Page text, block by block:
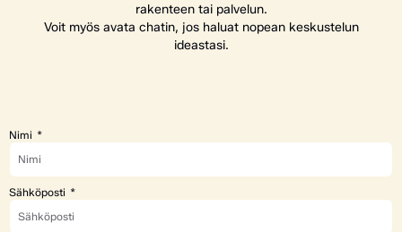
rakenteen tai palvelun.
Voit myös avata chatin, jos haluat nopean keskustelun
ideastasi.
Nimi
Sähköposti